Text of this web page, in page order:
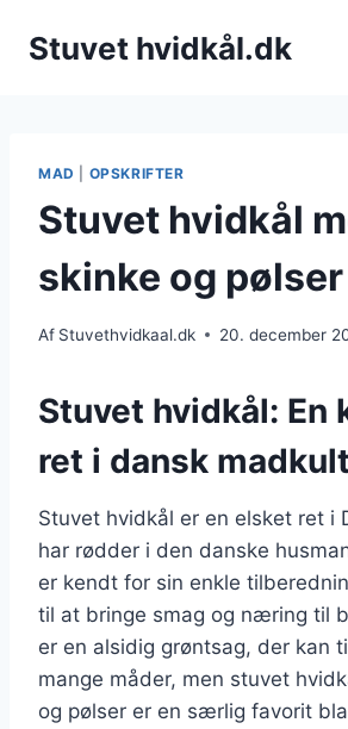
Stuvet hvidkål.dk
MAD OPSKRIFTER
Stuvet hvidkål
skinke og pølser
Af Stuvethvidkaal.dk 20. december
Stuvet hvidkål: En
ret i dansk
Stuvet hvidkål er en elsket ret i
har rødder i den danske
er kendt for sin enkle
til at bringe smag og næring til
er en alsidig grøntsag, der kan
mange måder, men stuvet
og pølser er en særlig favorit